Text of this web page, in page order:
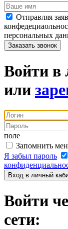
Отправляя
персональных
Заказать звонок
Войти в
или
поле
Запомнить
Я забыл пароль
Вход в личный
Войти
сети: